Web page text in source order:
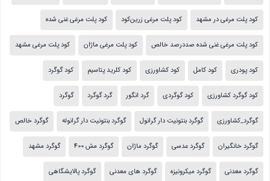
کود پلت مرغی در مشهد کود پلت مرغی زرین‌کود کود پلت مرغی غنی شده
کود پلت مرغی غنی شده صددرصد خالص کود پلت مرغی ماژان کود پلت مرغی مشهد
کود پودری کود کامل کود کشاورزی کود کلرید پتاسیم کود گوگرد
کود گوگرد کشاورزی کود گوگردی گرد انگور گرد گوگرد گوگرد
گوگرد_کشاورزی گوگرد بنتونیت دار گرانول گوگرد بنتونیت دار گرانوله گوگرد خالص
گوگرد خانگیران گوگرد عدسی گوگرد ماژان گوگرد مش 400 گوگرد مشهد
گوگرد معدنی گوگرد میکرونیزه گوگرد های معدنی گوگرد پالایشگاهی